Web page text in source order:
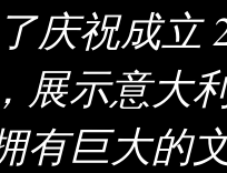
庆祝成立
展示意大
有巨大的